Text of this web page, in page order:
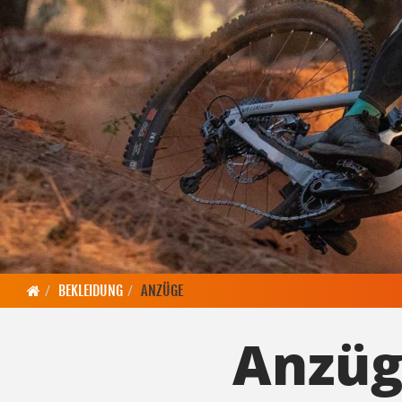
BEKLEIDUNG ANZÜGE